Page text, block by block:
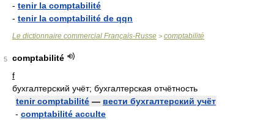
- tenir la comptabilité
- tenir la comptabilité de qqn
Le dictionnaire commercial Français-Russe > comptabilité
5
comptabilité
f
бухгалтерский учёт; бухгалтерская отчётность
tenir comptabilité — вести бухгалтерский учёт
- comptabilité acculte